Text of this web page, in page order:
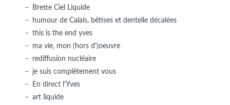
Brette Ciel Liquide
humour de Calais, bêtises et dentelle décalées
this is the end yves
ma vie, mon (hors d')oeuvre
rediffusion nucléaire
je suis complètement vous
En direct l'Yves
art liquide